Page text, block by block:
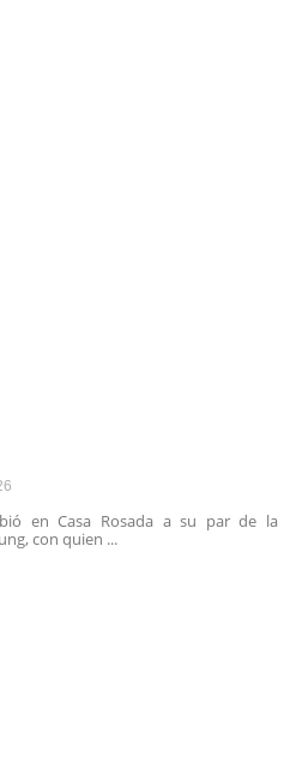
en Casa Rosada a su par de la
con quien ...